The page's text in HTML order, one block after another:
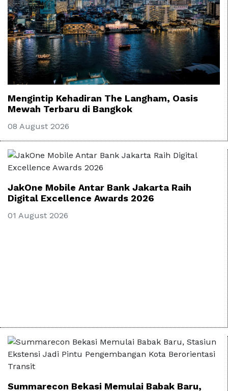
Mengintip Kehadiran The Langham, Oasis
Mewah Terbaru di Bangkok
08 August 2026
JakOne Mobile Antar Bank Jakarta Raih
Digital Excellence Awards 2026
01 August 2026
Summarecon Bekasi Memulai Babak Baru,